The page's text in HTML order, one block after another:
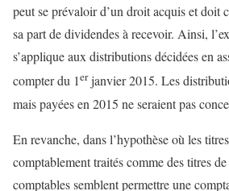
peut se prévaloir d’un droit acquis et doit
sa part de dividendes à recevoir. Ainsi,
s’applique aux distributions décidées en
compter du 1erjanvier 2015. Les
mais payées en 2015 ne seraient pas
En revanche, dans l’hypothèse où les
comptablement traités comme des titres
comptables semblent permettre une